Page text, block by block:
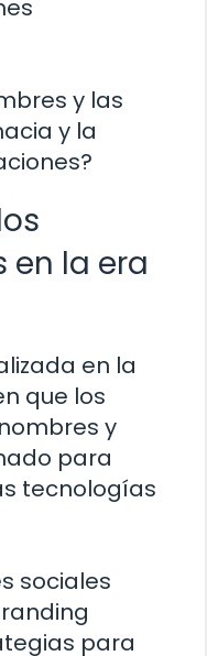
y las
y la
en la era
en la
que los
y
para
tecnologías
sociales
para